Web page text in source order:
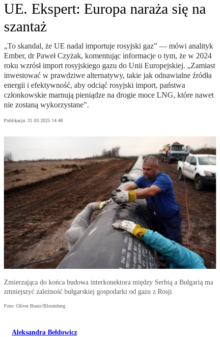
UE. Ekspert: Europa naraża się na
szantaż
„To skandal, że UE nadal importuje rosyjski gaz” — mówi analityk
Ember, dr Paweł Czyżak, komentując informacje o tym, że w 2024
roku wzrósł import rosyjskiego gazu do Unii Europejskiej. „Zamiast
inwestować w prawdziwe alternatywy, takie jak odnawialne źródła
energii i efektywność, aby odciąć rosyjski import, państwa
członkowskie marnują pieniądze na drogie moce LNG, które nawet
nie zostaną wykorzystane”.
Publikacja: 31.03.2025 14:48
Zmierzająca do końca budowa interkonektora między Serbią a Bułgarią ma
zmniejszyć zależność bułgarskiej gospodarki od gazu z Rosji.
Foto: Oliver Bunic/Bloomberg
Aleksandra Bełdowicz